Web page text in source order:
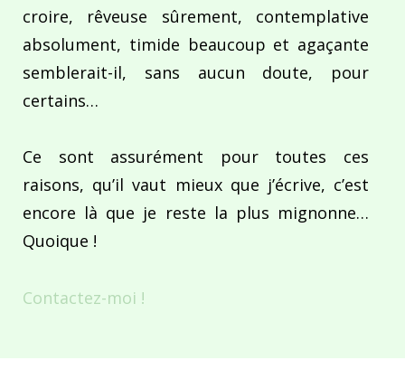
croire, rêveuse sûrement, contemplative
absolument, timide beaucoup et agaçante
semblerait-il, sans aucun doute, pour
certains…
Ce sont assurément pour toutes ces
raisons, qu’il vaut mieux que j’écrive, c’est
encore là que je reste la plus mignonne…
Quoique !
Contactez-moi !